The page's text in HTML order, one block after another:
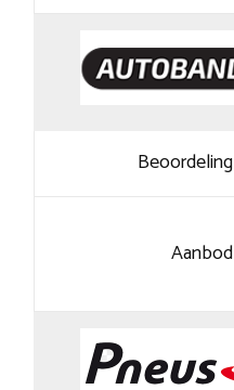
Beoordeling
Aanbod